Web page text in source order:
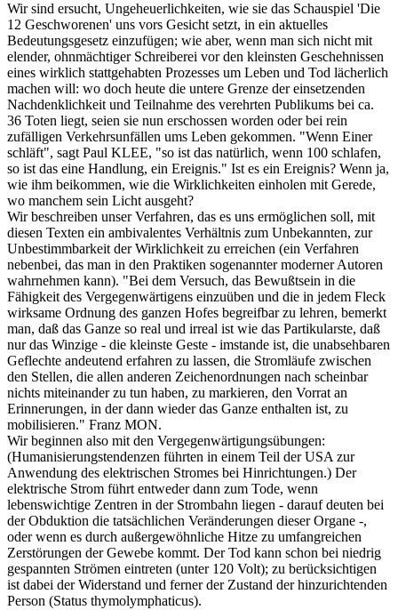
Wir sind ersucht, Ungeheuerlichkeiten, wie sie das Schauspiel 'Die
12 Geschworenen' uns vors Gesicht setzt, in ein aktuelles
Bedeutungsgesetz einzufügen; wie aber, wenn man sich nicht mit
elender, ohnmächtiger Schreiberei vor den kleinsten Geschehnissen
eines wirklich stattgehabten Prozesses um Leben und Tod lächerlich
machen will: wo doch heute die untere Grenze der einsetzenden
Nachdenklichkeit und Teilnahme des verehrten Publikums bei ca.
36 Toten liegt, seien sie nun erschossen worden oder bei rein
zufälligen Verkehrsunfällen ums Leben gekommen. "Wenn Einer
schläft", sagt Paul KLEE, "so ist das natürlich, wenn 100 schlafen,
so ist das eine Handlung, ein Ereignis." Ist es ein Ereignis? Wenn ja,
wie ihm beikommen, wie die Wirklichkeiten einholen mit Gerede,
wo manchem sein Licht ausgeht?
Wir beschreiben unser Verfahren, das es uns ermöglichen soll, mit
diesen Texten ein ambivalentes Verhältnis zum Unbekannten, zur
Unbestimmbarkeit der Wirklichkeit zu erreichen (ein Verfahren
nebenbei, das man in den Praktiken sogenannter moderner Autoren
wahrnehmen kann). "Bei dem Versuch, das Bewußtsein in die
Fähigkeit des Vergegenwärtigens einzuüben und die in jedem Fleck
wirksame Ordnung des ganzen Hofes begreifbar zu lehren, bemerkt
man, daß das Ganze so real und irreal ist wie das Partikularste, daß
nur das Winzige - die kleinste Geste - imstande ist, die unabsehbaren
Geflechte andeutend erfahren zu lassen, die Stromläufe zwischen
den Stellen, die allen anderen Zeichenordnungen nach scheinbar
nichts miteinander zu tun haben, zu markieren, den Vorrat an
Erinnerungen, in der dann wieder das Ganze enthalten ist, zu
mobilisieren." Franz MON.
Wir beginnen also mit den Vergegenwärtigungsübungen:
(Humanisierungstendenzen führten in einem Teil der USA zur
Anwendung des elektrischen Stromes bei Hinrichtungen.) Der
elektrische Strom führt entweder dann zum Tode, wenn
lebenswichtige Zentren in der Strombahn liegen - darauf deuten bei
der Obduktion die tatsächlichen Veränderungen dieser Organe -,
oder wenn es durch außergewöhnliche Hitze zu umfangreichen
Zerstörungen der Gewebe kommt. Der Tod kann schon bei niedrig
gespannten Strömen eintreten (unter 120 Volt); zu berücksichtigen
ist dabei der Widerstand und ferner der Zustand der hinzurichtenden
Person (Status thymolymphaticus).